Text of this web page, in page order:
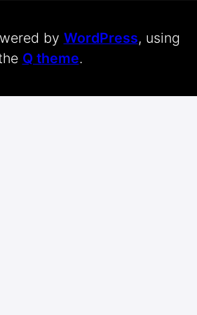
by WordPress, using
Q theme.